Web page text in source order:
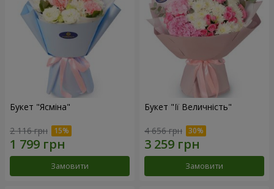
Букет "Ясміна"
2 116 грн
Замовити
Букет "Її Величність"
4 656 грн
Замовити